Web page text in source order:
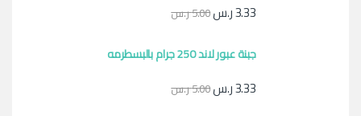
3.33ر.س5.00ر.س
جبنة عبور لاند 250 جرام بالبسطرمه
3.33ر.س5.00ر.س